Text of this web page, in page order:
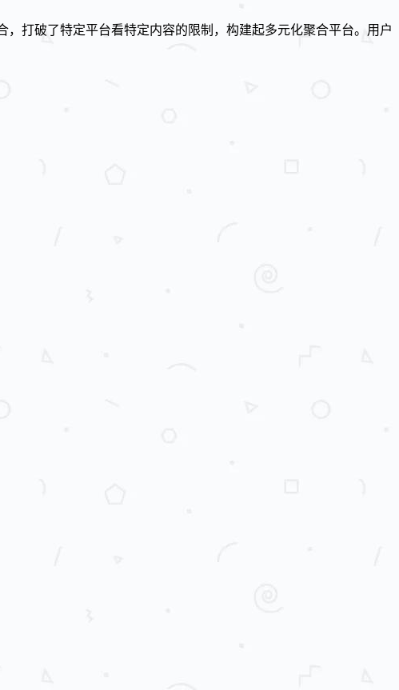
打破了特定平台看特定内容的限制，构建起多元化聚合平台。用户